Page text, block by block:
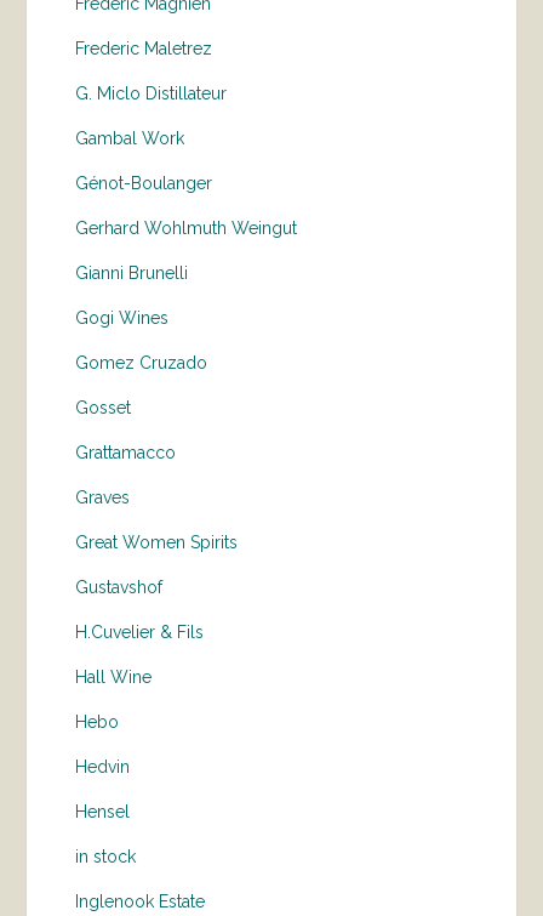
Frederic Maletrez
G. Miclo Distillateur
Gambal Work
Génot-Boulanger
Gerhard Wohlmuth Weingut
Gianni Brunelli
Gogi Wines
Gomez Cruzado
Gosset
Grattamacco
Graves
Great Women Spirits
Gustavshof
H.Cuvelier & Fils
Hall Wine
Hebo
Hedvin
Hensel
in stock
Inglenook Estate